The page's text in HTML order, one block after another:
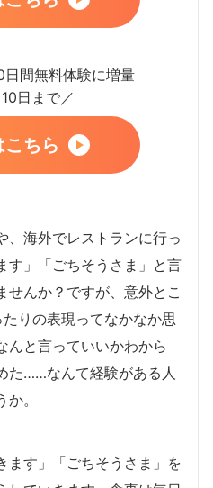
間無料体験に増量
日まで／
ちら
、海外でレストランに行っ
す」「ごちそうさま」と言
せんか？ですが、意外とこ
りの表現ってなかなか思
んと言っていいかわから
た……なんて経験がある人
。
ます」「ごちそうさま」を